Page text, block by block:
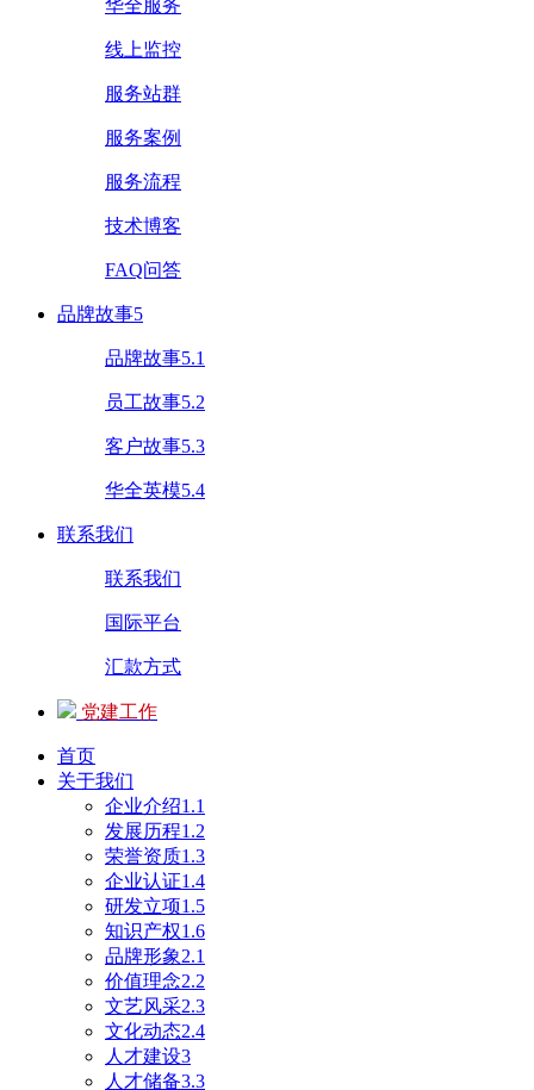
华全服务
线上监控
服务站群
服务案例
服务流程
技术博客
FAQ问答
品牌故事5
品牌故事5.1
员工故事5.2
客户故事5.3
华全英模5.4
联系我们
联系我们
国际平台
汇款方式
党建工作
首页
关于我们
企业介绍1.1
发展历程1.2
荣誉资质1.3
企业认证1.4
研发立项1.5
知识产权1.6
品牌形象2.1
价值理念2.2
文艺风采2.3
文化动态2.4
人才建设3
人才储备3.3